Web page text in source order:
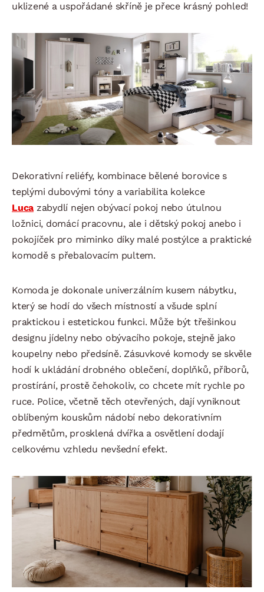
uklizené a uspořádané skříně je přece krásný pohled!
Dekorativní reliéfy, kombinace bělené borovice s
teplými dubovými tóny a variabilita kolekce
Luca zabydlí nejen obývací pokoj nebo útulnou
ložnici, domácí pracovnu, ale i dětský pokoj anebo i
pokojíček pro miminko díky malé postýlce a praktické
komodě s přebalovacím pultem.
Komoda je dokonale univerzálním kusem nábytku,
který se hodí do všech místností a všude splní
praktickou i estetickou funkci. Může být třešinkou
designu jídelny nebo obývacího pokoje, stejně jako
koupelny nebo předsíně. Zásuvkové komody se skvěle
hodí k ukládání drobného oblečení, doplňků, příborů,
prostírání, prostě čehokoliv, co chcete mít rychle po
ruce. Police, včetně těch otevřených, dají vyniknout
oblíbeným kouskům nádobí nebo dekorativním
předmětům, prosklená dvířka a osvětlení dodají
celkovému vzhledu nevšední efekt.